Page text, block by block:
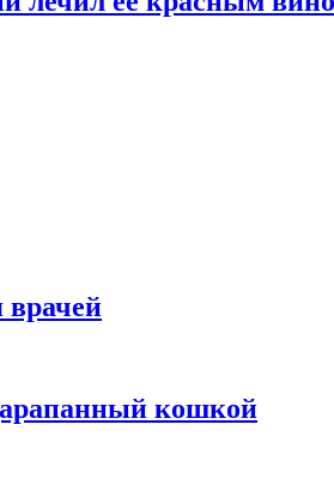
врачей
кошкой